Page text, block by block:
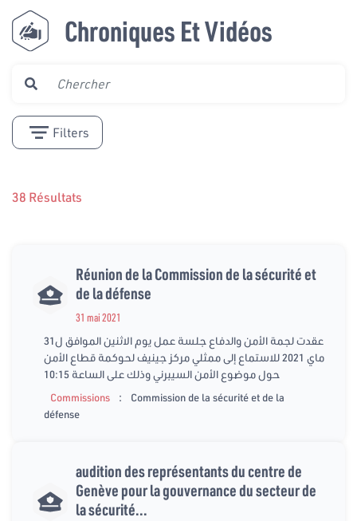
Chroniques Et Vidéos
Filters
38 Résultats
Réunion de la Commission de la sécurité et
de la défense
31 mai 2021
عقدت لجمة الأمن والدفاع جلسة عمل يوم الاثنين الموافق ل31
ماي 2021 للاستماع إلى ممثلي مركز جينيف لحوكمة قطاع الأمن
حول موضوع الأمن السيبرني وذلك على الساعة 10:15
Commissions
:
Commission de la sécurité et de la
défense
audition des représentants du centre de
Genève pour la gouvernance du secteur de
la sécurité...